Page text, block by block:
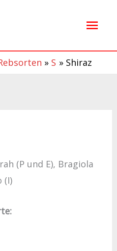
S Shiraz
(P und E), Bragiola
(I)